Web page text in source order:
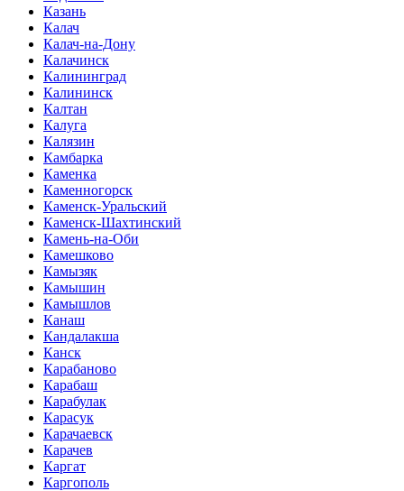
Казань
Калач
Калач-на-Дону
Калачинск
Калининград
Калининск
Калтан
Калуга
Калязин
Камбарка
Каменка
Каменногорск
Каменск-Уральский
Каменск-Шахтинский
Камень-на-Оби
Камешково
Камызяк
Камышин
Камышлов
Канаш
Кандалакша
Канск
Карабаново
Карабаш
Карабулак
Карасук
Карачаевск
Карачев
Каргат
Каргополь